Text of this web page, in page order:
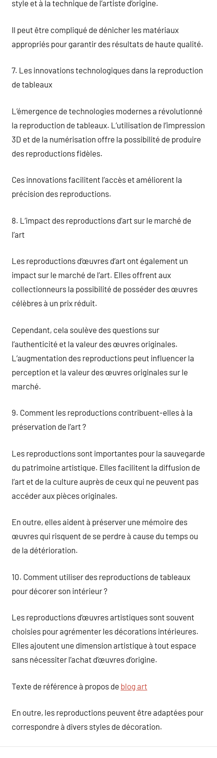
style et à la technique de l’artiste d’origine.
Il peut être compliqué de dénicher les matériaux
appropriés pour garantir des résultats de haute qualité.
7. Les innovations technologiques dans la reproduction
de tableaux
L’émergence de technologies modernes a révolutionné
la reproduction de tableaux. L’utilisation de l’impression
3D et de la numérisation offre la possibilité de produire
des reproductions fidèles.
Ces innovations facilitent l’accès et améliorent la
précision des reproductions.
8. L’impact des reproductions d’art sur le marché de
l’art
Les reproductions d’œuvres d’art ont également un
impact sur le marché de l’art. Elles offrent aux
collectionneurs la possibilité de posséder des œuvres
célèbres à un prix réduit.
Cependant, cela soulève des questions sur
l’authenticité et la valeur des œuvres originales.
L’augmentation des reproductions peut influencer la
perception et la valeur des œuvres originales sur le
marché.
9. Comment les reproductions contribuent-elles à la
préservation de l’art ?
Les reproductions sont importantes pour la sauvegarde
du patrimoine artistique. Elles facilitent la diffusion de
l’art et de la culture auprès de ceux qui ne peuvent pas
accéder aux pièces originales.
En outre, elles aident à préserver une mémoire des
œuvres qui risquent de se perdre à cause du temps ou
de la détérioration.
10. Comment utiliser des reproductions de tableaux
pour décorer son intérieur ?
Les reproductions d’œuvres artistiques sont souvent
choisies pour agrémenter les décorations intérieures.
Elles ajoutent une dimension artistique à tout espace
sans nécessiter l’achat d’œuvres d’origine.
Texte de référence à propos de blog art
En outre, les reproductions peuvent être adaptées pour
correspondre à divers styles de décoration.